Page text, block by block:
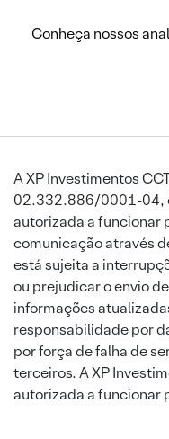
Conheça nossos
A XP Investimentos
02.332.886/0001-04,
autorizada a funcionar
comunicação através
está sujeita a
ou prejudicar o envio
informações
responsabilidade por
por força de falha de
terceiros. A XP
autorizada a funcionar